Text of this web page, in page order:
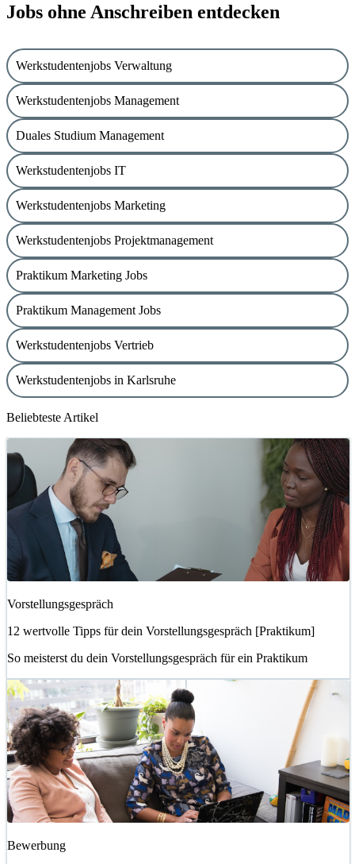
Jobs ohne Anschreiben entdecken
Werkstudentenjobs Verwaltung
Werkstudentenjobs Management
Duales Studium Management
Werkstudentenjobs IT
Werkstudentenjobs Marketing
Werkstudentenjobs Projektmanagement
Praktikum Marketing Jobs
Praktikum Management Jobs
Werkstudentenjobs Vertrieb
Werkstudentenjobs in Karlsruhe
Beliebteste Artikel
Vorstellungsgespräch
12 wertvolle Tipps für dein Vorstellungsgespräch [Praktikum]
So meisterst du dein Vorstellungsgespräch für ein Praktikum
Bewerbung